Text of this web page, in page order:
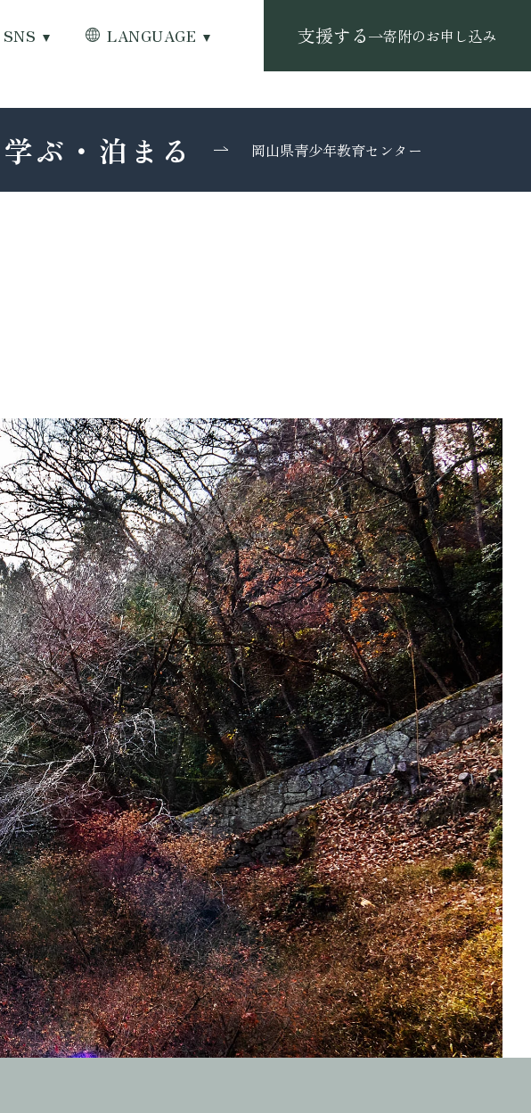
SNS LANGUAGE 支援する 寄附のお申し込み
学ぶ・泊まる 岡山県青少年教育センター